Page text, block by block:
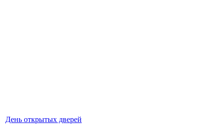
День открытых дверей